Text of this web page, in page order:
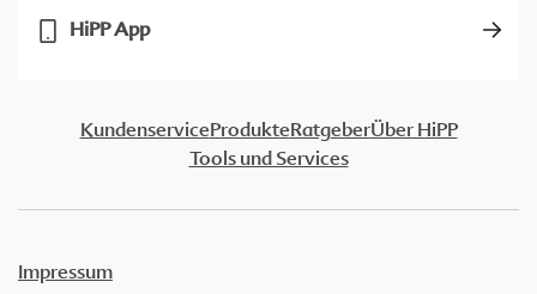
HiPP App
KundenserviceProdukteRatgeberÜber HiPP
Tools und Services
Impressum